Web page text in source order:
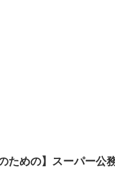
ための】スーパー公